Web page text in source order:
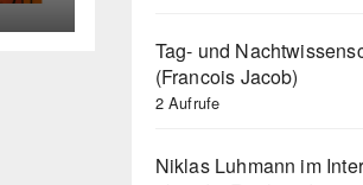
Tag- und
(Francois Jacob)
2 Aufrufe
Niklas Luhmann im